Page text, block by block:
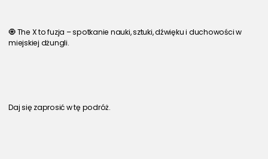
🧿 The X to fuzja – spotkanie nauki, sztuki, dźwięku i duchowości w
miejskiej dżungli.
Daj się zaprosić w tę podróż.